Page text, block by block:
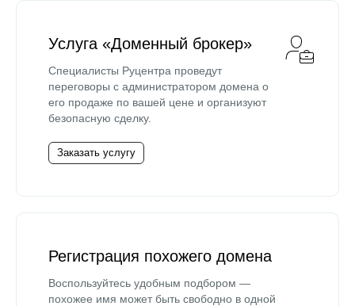
Услуга «Доменный брокер»
Специалисты Руцентра проведут
переговоры с администратором домена о
его продаже по вашей цене и организуют
безопасную сделку.
Заказать услугу
Регистрация похожего домена
Воспользуйтесь удобным подбором —
похожее имя может быть свободно в одной